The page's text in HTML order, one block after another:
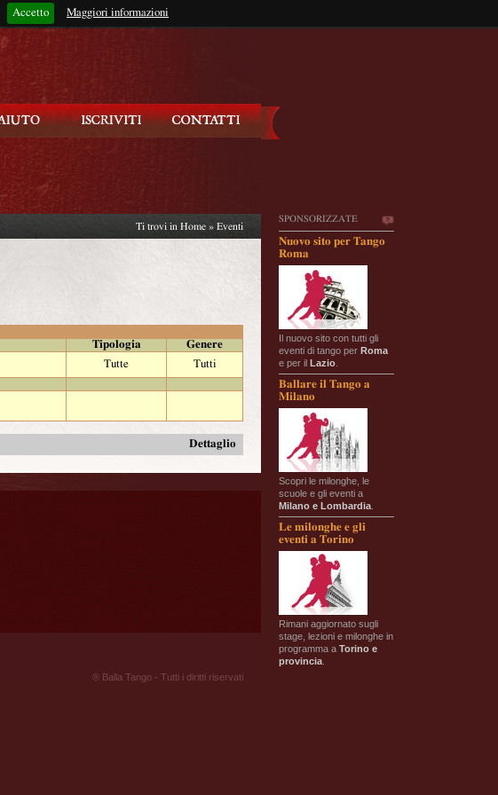
Accetto Maggiori informazioni
Rimani connesso?
SPONSORIZZATE
Nuovo sito per Tango
Roma
Il nuovo sito con tutti gli
eventi di tango per Roma
e per il Lazio
Ballare il Tango a
Milano
Scopri le milonghe, le
scuole e gli eventi a
Milano e Lombardia
Le milonghe e gli
eventi a Torino
Rimani aggiornato sugli
stage, lezioni e milonghe in
programma a Torino e
provincia
Ti trovi in Home » Eventi
Tipologia
Genere
Tutte
Tutti
Dettaglio
® Balla Tango - Tutti i diritti riservati